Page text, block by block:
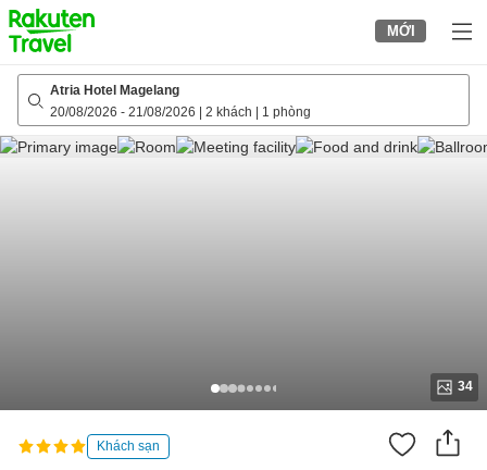
to
top
page
MỚI
Atria Hotel Magelang
20/08/2026 - 21/08/2026 2 khách 1 phòng
34
Khách sạn